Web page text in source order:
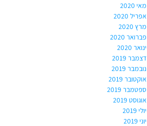
מאי 2020
אפריל 2020
מרץ 2020
פברואר 2020
ינואר 2020
דצמבר 2019
נובמבר 2019
אוקטובר 2019
ספטמבר 2019
אוגוסט 2019
יולי 2019
יוני 2019